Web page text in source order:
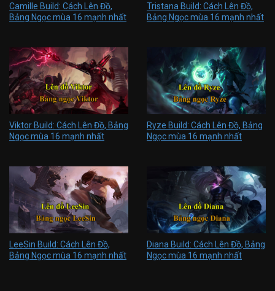
Camille Build: Cách Lên Đồ,
Bảng Ngọc mùa 16 mạnh nhất
Tristana Build: Cách Lên Đồ,
Bảng Ngọc mùa 16 mạnh nhất
Viktor Build: Cách Lên Đồ, Bảng
Ngọc mùa 16 mạnh nhất
Ryze Build: Cách Lên Đồ, Bảng
Ngọc mùa 16 mạnh nhất
LeeSin Build: Cách Lên Đồ,
Bảng Ngọc mùa 16 mạnh nhất
Diana Build: Cách Lên Đồ, Bảng
Ngọc mùa 16 mạnh nhất